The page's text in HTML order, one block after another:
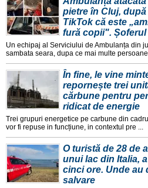
pietre în Cluj,
TikTok că este
fură copii".
Un echipaj al Serviciului de Ambulanța din
sambata seara, dupa ce mai multe
În fine, le vine
repornește trei
cărbune pentru
ridicat de energie
Trei grupuri energetice pe carbune din
vor fi repuse in funcțiune, in contextul pre ...
O turistă de 28 de
unui lac din Italia,
cinci ore. Unde au
salvare